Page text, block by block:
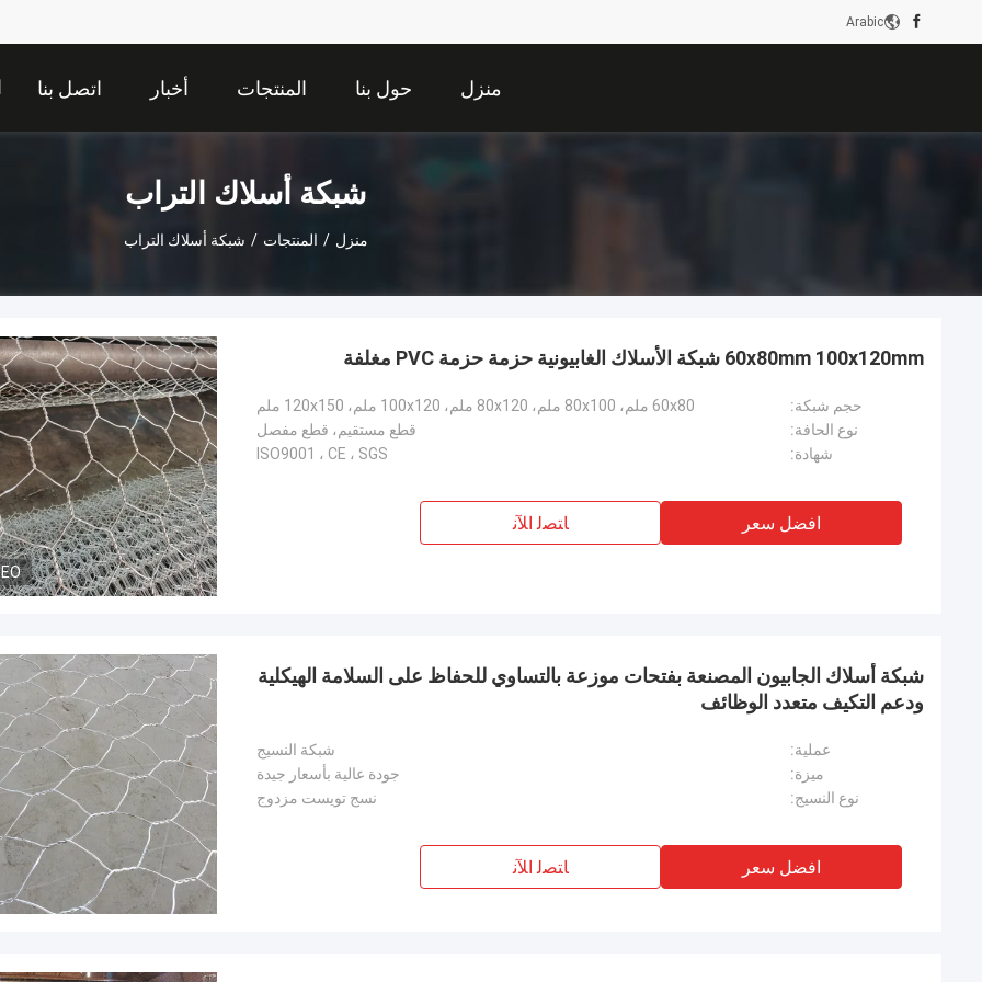
Arabic
منزل حول بنا المنتجات أخبار اتصل بنا
شبكة أسلاك التراب
منزل / المنتجات / شبكة أسلاك التراب
60x80mm 100x120mm شبكة الأسلاك الغابيونية حزمة حزمة PVC مغلفة
حجم شبكة:
60x80 ملم، 80x100 ملم، 80x120 ملم، 100x120 ملم، 120x150 ملم
نوع الحافة:
قطع مستقيم، قطع مفصل
شهادة:
ISO9001 ، CE ، SGS
افضل سعر ﺎﺘﺼﻟ ﺍﻶﻧ
شبكة أسلاك الجابيون المصنعة بفتحات موزعة بالتساوي للحفاظ على السلامة الهيكلية
ودعم التكيف متعدد الوظائف
عملية:
شبكة النسيج
ميزة:
جودة عالية بأسعار جيدة
نوع النسيج:
نسج تويست مزدوج
افضل سعر ﺎﺘﺼﻟ ﺍﻶﻧ